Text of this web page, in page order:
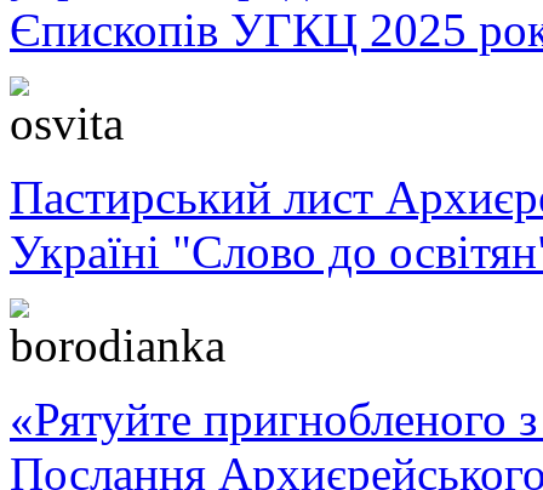
Єпископів УГКЦ 2025
Пастирський лист
Україні "Слово до
«Рятуйте пригнобленого
Послання